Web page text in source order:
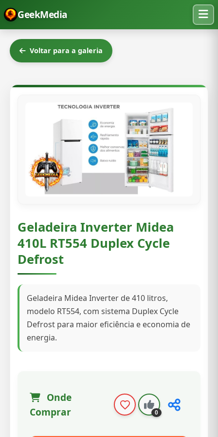
GeekMedia
Voltar para a galeria
Geladeira Inverter Midea
410L RT554 Duplex Cycle
Defrost
Geladeira Midea Inverter de 410 litros,
modelo RT554, com sistema Duplex Cycle
Defrost para maior eficiência e economia de
energia.
Onde
Comprar
0